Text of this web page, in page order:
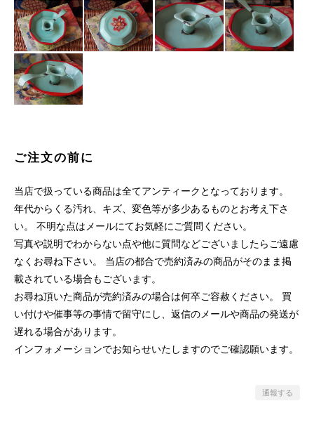
ご注文の前に
当店で扱っている商品は全てアンティークとなっております。
年代からくる汚れ、キズ、変色等が多少あるものとお考え下さ
い。 不明な点はメールにてお気軽にご質問ください。
写真や説明でわからない点や他に質問などございましたらご遠慮
なくお尋ね下さい。 当店の都合で売約済みの商品がそのまま掲
載されている場合もございます。
お尋ね頂いた商品が売約済みの場合は何卒ご容赦ください。 買
い付けや催事等の事情で留守にし、返信のメールや商品の発送が
遅れる場合があります。
インフォメーションでお知らせいたしますのでご確認願います。
通報する